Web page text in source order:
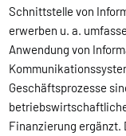
Schnittstelle von
erwerben u. a.
Anwendung von
Geschäftsprozesse
Finanzierung ergänzt.